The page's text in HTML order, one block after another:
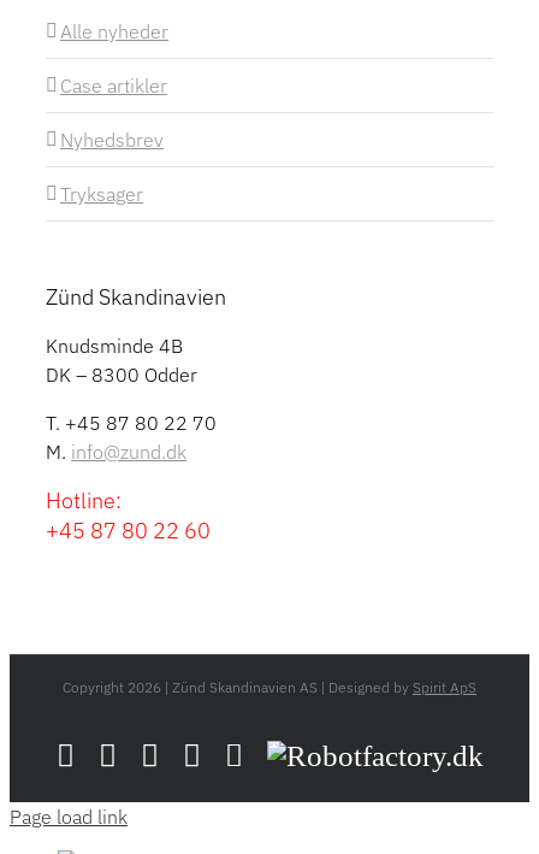
Alle nyheder
Case artikler
Nyhedsbrev
Tryksager
Zünd Skandinavien
Knudsminde 4B
DK – 8300 Odder
T. +45 87 80 22 70
M. info@zund.dk
Hotline:
+45 87 80 22 60
Copyright 2026 | Zünd Skandinavien AS | Designed by Spirit ApS
LinkedInYouTube
FlickrEmailZünd
Robotfactory.dk
Page load link